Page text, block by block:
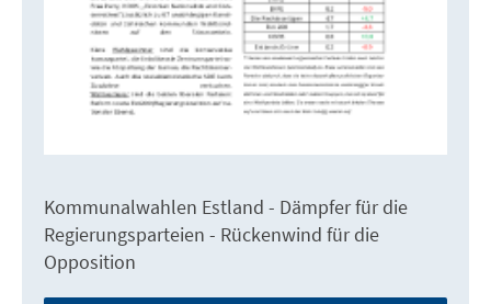
Kommunalwahlen Estland - Dämpfer für die
Regierungsparteien - Rückenwind für die
Opposition